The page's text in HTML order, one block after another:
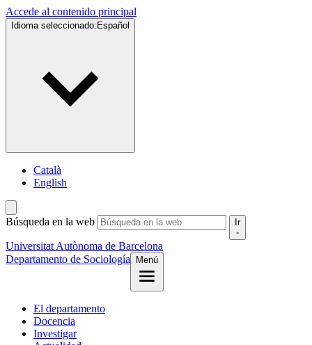
Accede al contenido principal
Idioma seleccionado: Español
Català
English
Búsqueda en la web Ir
Universitat Autònoma de Barcelona
Departamento de Sociología
Menú
El departamento
Docencia
Investigar